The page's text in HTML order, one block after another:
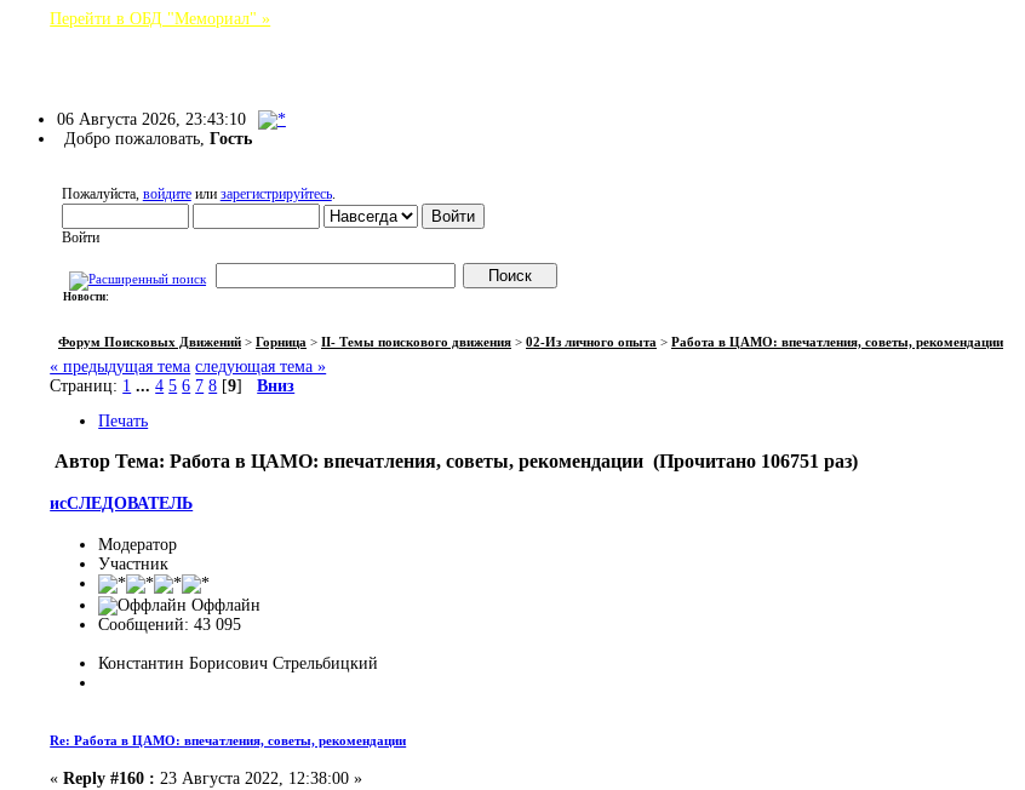
Перейти в ОБД "Мемориал" »
06 Августа 2026, 23:43:10
Добро пожаловать,Гость
Пожалуйста, войдитеили зарегистрируйтесь.
Войти
Новости:
Форум Поисковых Движений > Горница > II- Темы поискового движения > 02-Из личного опыта > Работа в ЦАМО: впечатления, советы, рекомендации
« предыдущая тема следующая тема »
Страниц: 1 ...4 5 6 7 8 [9]Вниз
Печать
Автор Тема: Работа в ЦАМО: впечатления, советы, рекомендации (Прочитано 106751 раз)
исСЛЕДОВАТЕЛЬ
Модератор
Участник
Оффлайн
Сообщений: 43 095
Константин Борисович Стрельбицкий
Re: Работа в ЦАМО: впечатления, советы, рекомендации
«Reply #160 : 23 Августа 2022, 12:38:00 »